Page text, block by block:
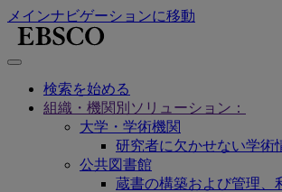
メインナビゲーションに移動
検索を始める
組織・機関別ソリューション：
大学・学術機関
研究者に欠かせない学術
公共図書館
蔵書の構築および管理、